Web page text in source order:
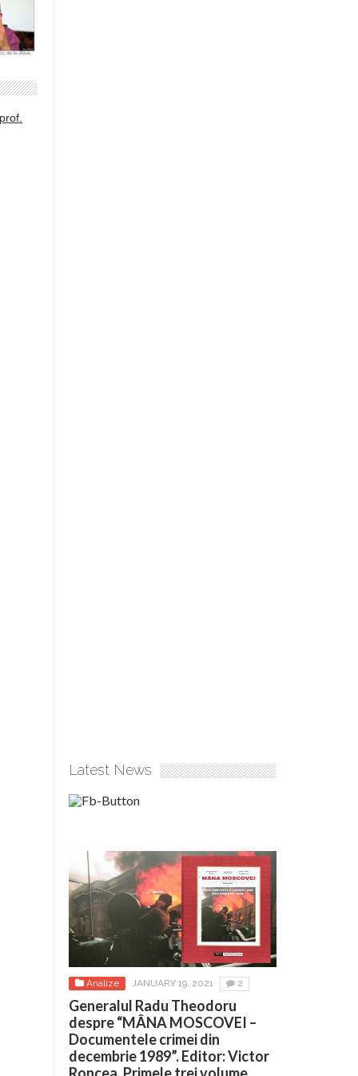
Latest News
Analize JANUARY 19, 2021 2
Generalul Radu Theodoru
despre “MÂNA MOSCOVEI –
Documentele crimei din
decembrie 1989”. Editor: Victor